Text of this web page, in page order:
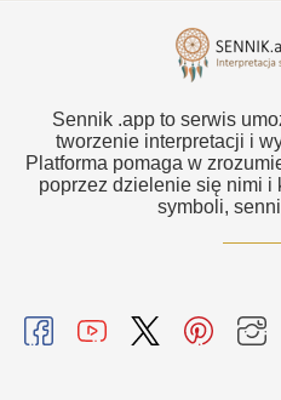
Sennik .app to serwis
tworzenie interpretacji i
Platforma pomaga w
poprzez dzielenie się nimi i
symboli,